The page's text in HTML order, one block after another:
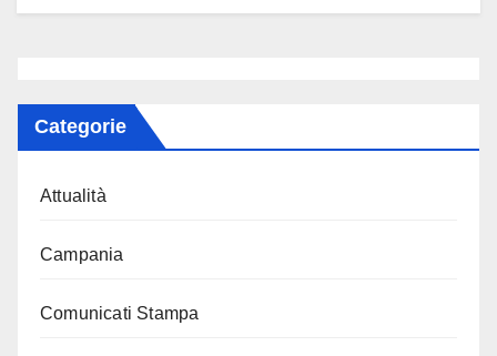
Categorie
Attualità
Campania
Comunicati Stampa